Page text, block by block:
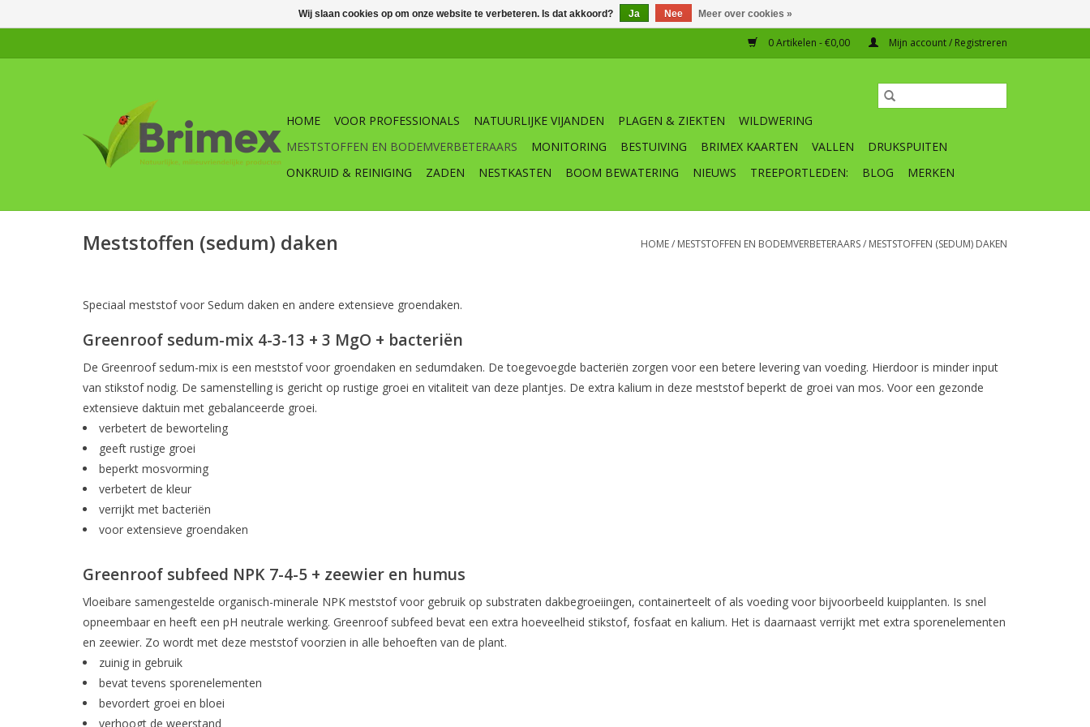
0 Artikelen - €0,00 Mijn account / Registreren
HOME VOOR PROFESSIONALS NATUURLIJKE VIJANDEN PLAGEN & ZIEKTEN
WILDWERING
MESTSTOFFEN EN BODEMVERBETERAARS
MONITORING BESTUIVING BRIMEX KAARTEN VALLEN
DRUKSPUITEN
ONKRUID & REINIGING
ZADEN NESTKASTEN BOOM BEWATERING NIEUWS TREEPORTLEDEN: BLOG MERKEN
Meststoffen (sedum) daken HOME/ MESTSTOFFEN EN BODEMVERBETERAARS/ MESTSTOFFEN (SEDUM) DAKEN
Speciaal meststof voor Sedum daken en andere extensieve groendaken.
Greenroof sedum-mix 4-3-13 + 3 MgO + bacteriën
De Greenroof sedum-mix is een meststof voor groendaken en sedumdaken. De toegevoegde bacteriën zorgen voor een betere levering van voeding. Hierdoor is minder input
van stikstof nodig. De samenstelling is gericht op rustige groei en vitaliteit van deze plantjes. De extra kalium in deze meststof beperkt de groei van mos. Voor een gezonde
extensieve daktuin met gebalanceerde groei.
verbetert de beworteling
geeft rustige groei
beperkt mosvorming
verbetert de kleur
verrijkt met bacteriën
voor extensieve groendaken
Greenroof subfeed NPK 7-4-5 + zeewier en humus
Vloeibare samengestelde organisch-minerale NPK meststof voor gebruik op substraten dakbegroeiingen, containerteelt of als voeding voor bijvoorbeeld kuipplanten. Is snel
opneembaar en heeft een pH neutrale werking. Greenroof subfeed bevat een extra hoeveelheid stikstof, fosfaat en kalium. Het is daarnaast verrijkt met extra sporenelementen
en zeewier. Zo wordt met deze meststof voorzien in alle behoeften van de plant.
zuinig in gebruik
bevat tevens sporenelementen
bevordert groei en bloei
verhoogt de weerstand
Wij slaan cookies op om onze website te verbeteren. Is dat akkoord? Ja Nee Meer over cookies »